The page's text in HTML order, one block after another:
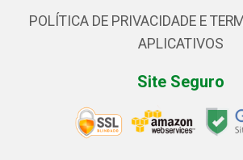
POLÍTICA DE PRIVACIDADE E
APLICATIVOS
Site Seguro